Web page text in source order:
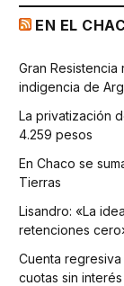
EN EL
Gran
indigencia de
La privatización
4.259 pesos
En Chaco se
Tierras
Lisandro: «La
retenciones
Cuenta regresiva
cuotas sin